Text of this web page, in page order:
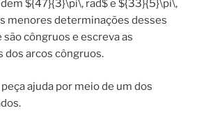
${47}{3}\pi\, rad$ e ${33}{5}\pi\,
menores determinações desses
côngruos e escreva as
dos arcos côngruos.
ajuda por meio de um dos